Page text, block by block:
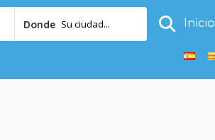
Donde Su ciudad... Inicio